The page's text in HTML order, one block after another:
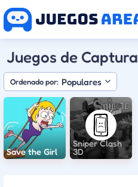
Juegos de Captura
Ordenado por: Populares
Save the Girl
Sniper Clash
3D